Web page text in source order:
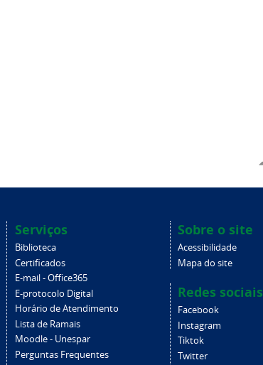
Serviços
Biblioteca
Certificados
E-mail - Office365
E-protocolo Digital
Horário de Atendimento
Lista de Ramais
Moodle - Unespar
Perguntas Frequentes
Sobre o site
Acessibilidade
Mapa do site
Redes sociais
Facebook
Instagram
Tiktok
Twitter